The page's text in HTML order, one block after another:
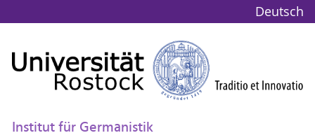
Deutsch
Institut für Germanistik